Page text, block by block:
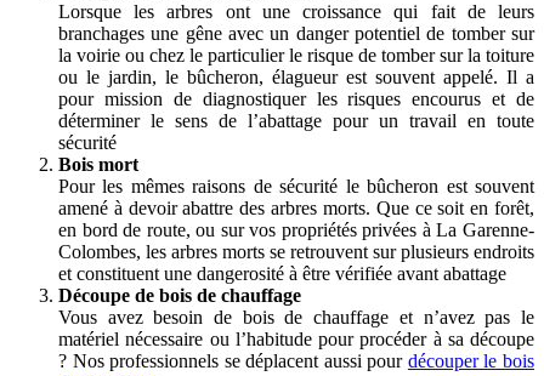
Lorsque les arbres ont une croissance qui fait de leurs
branchages une gêne avec un danger potentiel de tomber sur
la voirie ou chez le particulier le risque de tomber sur la toiture
ou le jardin, le bûcheron, élagueur est souvent appelé. Il a
pour mission de diagnostiquer les risques encourus et de
déterminer le sens de l’abattage pour un travail en toute
sécurité
Bois mort
Pour les mêmes raisons de sécurité le bûcheron est souvent
amené à devoir abattre des arbres morts. Que ce soit en forêt,
en bord de route, ou sur vos propriétés privées à La Garenne-
Colombes, les arbres morts se retrouvent sur plusieurs endroits
et constituent une dangerosité à être vérifiée avant abattage
Découpe de bois de chauffage
Vous avez besoin de bois de chauffage et n’avez pas le
matériel nécessaire ou l’habitude pour procéder à sa découpe
? Nos professionnels se déplacent aussi pour découper le bois